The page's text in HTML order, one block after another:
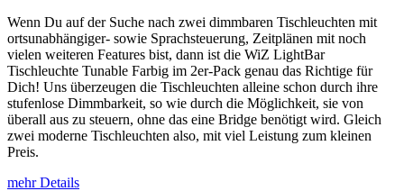
Wenn Du auf der Suche nach zwei dimmbaren Tischleuchten mit
ortsunabhängiger- sowie Sprachsteuerung, Zeitplänen mit noch
vielen weiteren Features bist, dann ist die WiZ LightBar
Tischleuchte Tunable Farbig im 2er-Pack genau das Richtige für
Dich! Uns überzeugen die Tischleuchten alleine schon durch ihre
stufenlose Dimmbarkeit, so wie durch die Möglichkeit, sie von
überall aus zu steuern, ohne das eine Bridge benötigt wird. Gleich
zwei moderne Tischleuchten also, mit viel Leistung zum kleinen
Preis.
mehr Details